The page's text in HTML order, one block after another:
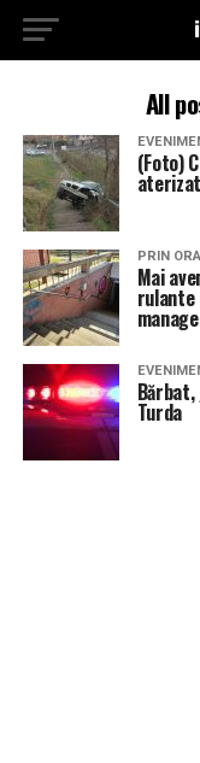
All
(Foto)
PRIN
Mai
rulante
Turda